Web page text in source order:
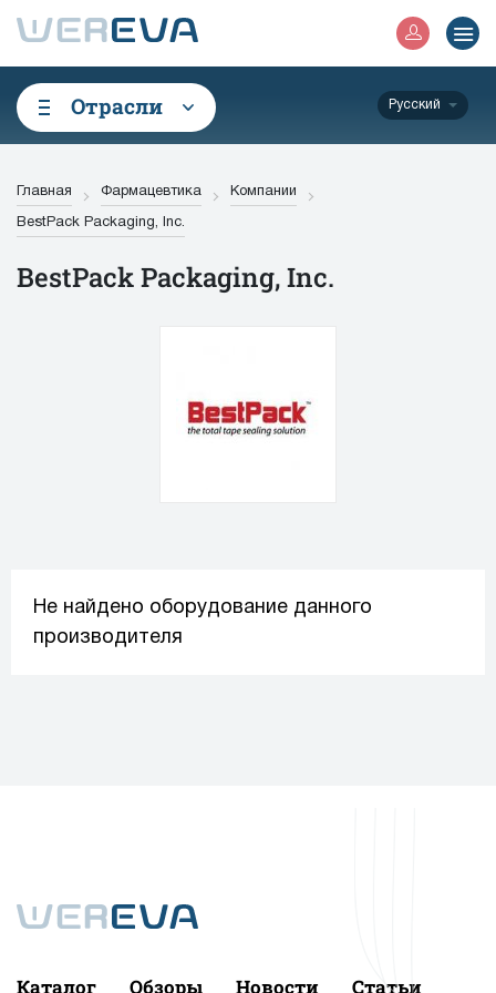
Отрасли Русский
Главная Фармацевтика Компании
BestPack Packaging, Inc.
BestPack Packaging, Inc.
Не найдено оборудование данного
производителя
Каталог Обзоры Новости Статьи